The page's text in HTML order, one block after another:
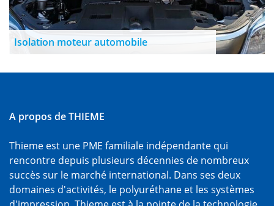
Isolation moteur automobile
A propos de THIEME
Thieme est une PME familiale indépendante qui
rencontre depuis plusieurs décennies de nombreux
succès sur le marché international. Dans ses deux
domaines d'activités, le polyuréthane et les systèmes